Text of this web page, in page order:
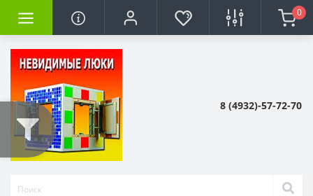
0
8 (4932)-57-72-70